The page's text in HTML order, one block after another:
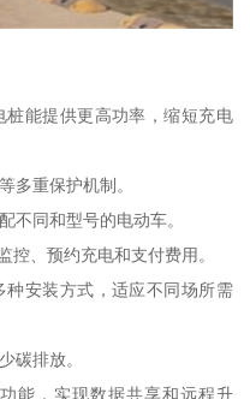
能提供更高功率，缩短充电
多重保护机制。
不同和型号的电动车。
控、预约充电和支付费用。
安装方式，适应不同场所需
碳排放。
能，实现数据共享和远程升